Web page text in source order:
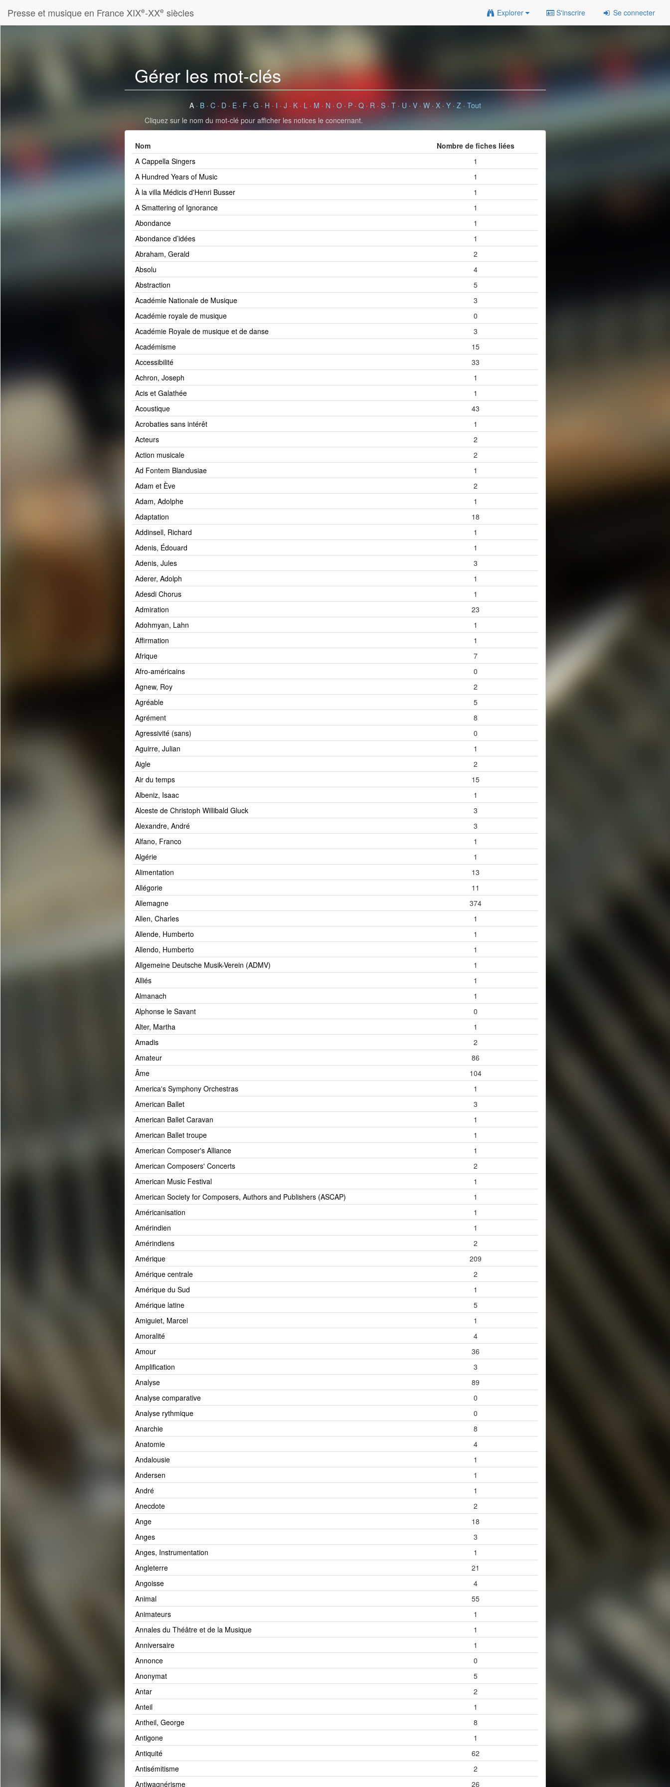
Presse et musique en France XIXe-XXe siècles Explorer S'inscrire Se connecter
Gérer les mot-clés
A· B· C· D· E· F · G · H · I · J · K· L· M · N · O· P· Q· R· S· T· U · V· W· X· Y· Z· Tout
Cliquez sur le nom du mot-clé pour afficher les notices le concernant.
Nom
Nombre de fiches liées
A Cappella Singers
1
A Hundred Years of Music
1
À la villa Médicis d'Henri Busser
1
A Smattering of Ignorance
1
Abondance
1
Abondance d’idées
1
Abraham, Gerald
2
Absolu
4
Abstraction
5
Académie Nationale de Musique
3
Académie royale de musique
0
Académie Royale de musique et de danse
3
Académisme
15
Accessibilité
33
Achron, Joseph
1
Acis et Galathée
1
Acoustique
43
Acrobaties sans intérêt
1
Acteurs
2
Action musicale
2
Ad Fontem Blandusiae
1
Adam et Ève
2
Adam, Adolphe
1
Adaptation
18
Addinsell, Richard
1
Adenis, Édouard
1
Adenis, Jules
3
Aderer, Adolph
1
Adesdi Chorus
1
Admiration
23
Adohmyan, Lahn
1
Affirmation
1
Afrique
7
Afro-américains
0
Agnew, Roy
2
Agréable
5
Agrément
8
Agressivité (sans)
0
Aguirre, Julian
1
Aigle
2
Air du temps
15
Albeniz, Isaac
1
Alceste de Christoph Willibald Gluck
3
Alexandre, André
3
Alfano, Franco
1
Algérie
1
Alimentation
13
Allégorie
11
Allemagne
374
Allen, Charles
1
Allende, Humberto
1
Allendo, Humberto
1
Allgemeine Deutsche Musik-Verein (ADMV)
1
Alliés
1
Almanach
1
Alphonse le Savant
0
Alter, Martha
1
Amadis
2
Amateur
86
Âme
104
America's Symphony Orchestras
1
American Ballet
3
American Ballet Caravan
1
American Ballet troupe
1
American Composer's Alliance
1
American Composers' Concerts
2
American Music Festival
1
American Society for Composers, Authors and Publishers (ASCAP)
1
Américanisation
1
Amérindien
1
Amérindiens
2
Amérique
209
Amérique centrale
2
Amérique du Sud
1
Amérique latine
5
Amiguiet, Marcel
1
Amoralité
4
Amour
36
Amplification
3
Analyse
89
Analyse comparative
0
Analyse rythmique
0
Anarchie
8
Anatomie
4
Andalousie
1
Andersen
1
André
1
Anecdote
2
Ange
18
Anges
3
Anges, Instrumentation
1
Angleterre
21
Angoisse
4
Animal
55
Animateurs
1
Annales du Théâtre et de la Musique
1
Anniversaire
1
Annonce
0
Anonymat
5
Antar
2
Anteil
1
Antheil, George
8
Antigone
1
Antiquité
62
Antisémitisme
2
Antiwagnérisme
26